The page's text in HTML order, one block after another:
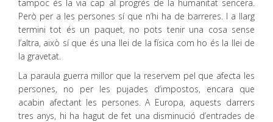
tampoc és la via cap al progrés de la humanitat sencera.
Però per a les persones sí que n’hi ha de barreres. I a llarg
termini tot és un paquet, no pots tenir una cosa sense
l’altra, això sí que és una llei de la física com ho és la llei de
la gravetat.
La paraula guerra millor que la reservem pel que afecta les
persones, no per les pujades d’impostos, encara que
acabin afectant les persones. A Europa, aquests darrers
tres anys, hi ha hagut de fet una disminució d’entrades de